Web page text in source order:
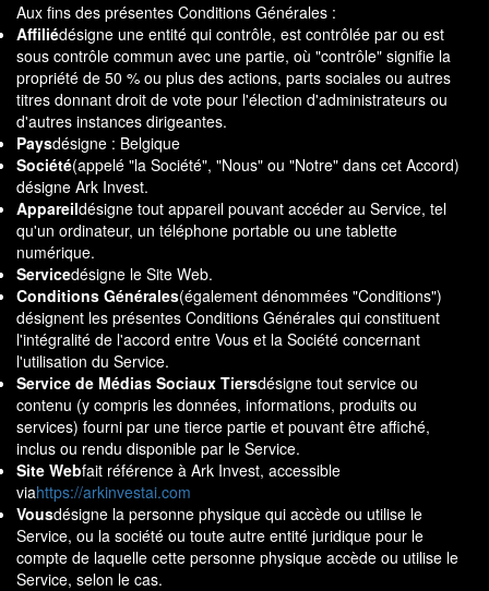
Aux fins des présentes Conditions Générales :
Affiliédésigne une entité qui contrôle, est contrôlée par ou est
sous contrôle commun avec une partie, où "contrôle" signifie la
propriété de 50 % ou plus des actions, parts sociales ou autres
titres donnant droit de vote pour l'élection d'administrateurs ou
d'autres instances dirigeantes.
Paysdésigne : Belgique
Société(appelé "la Société", "Nous" ou "Notre" dans cet Accord)
désigne Ark Invest.
Appareildésigne tout appareil pouvant accéder au Service, tel
qu'un ordinateur, un téléphone portable ou une tablette
numérique.
Servicedésigne le Site Web.
Conditions Générales(également dénommées "Conditions")
désignent les présentes Conditions Générales qui constituent
l'intégralité de l'accord entre Vous et la Société concernant
l'utilisation du Service.
Service de Médias Sociaux Tiersdésigne tout service ou
contenu (y compris les données, informations, produits ou
services) fourni par une tierce partie et pouvant être affiché,
inclus ou rendu disponible par le Service.
Site Webfait référence à Ark Invest, accessible
viahttps://arkinvestai.com
Vousdésigne la personne physique qui accède ou utilise le
Service, ou la société ou toute autre entité juridique pour le
compte de laquelle cette personne physique accède ou utilise le
Service, selon le cas.